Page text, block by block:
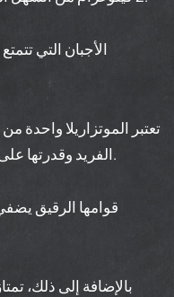
الأجبان التي
تعتبر الموتزاريلا واحدة
الفريد وقدرتها على إنشاء طبقة لزجة شهية عند الذوبان.
قوامها الرقيق
بالإضافة إلى ذلك،